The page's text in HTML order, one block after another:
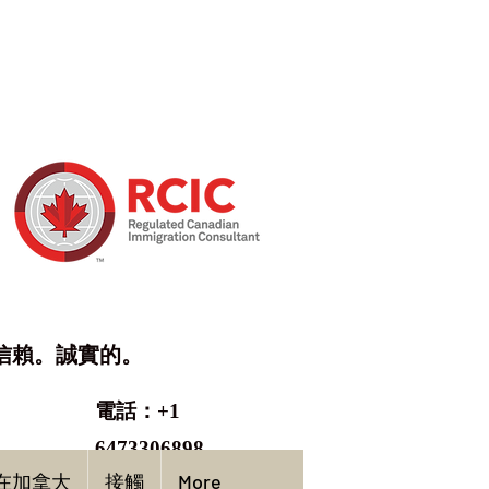
。誠實的。
電話：+1
6473306898
加拿大 接觸 More